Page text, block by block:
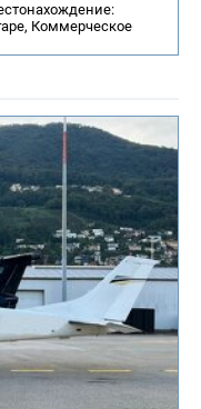
Коммерческое